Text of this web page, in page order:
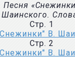
Песня
Стр. 1
Стр. 2